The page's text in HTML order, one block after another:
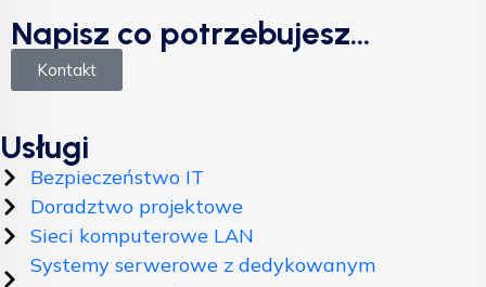
Napisz co potrzebujesz...
Kontakt
Usługi
Bezpieczeństwo IT
Doradztwo projektowe
Sieci komputerowe LAN
Systemy serwerowe z dedykowanym